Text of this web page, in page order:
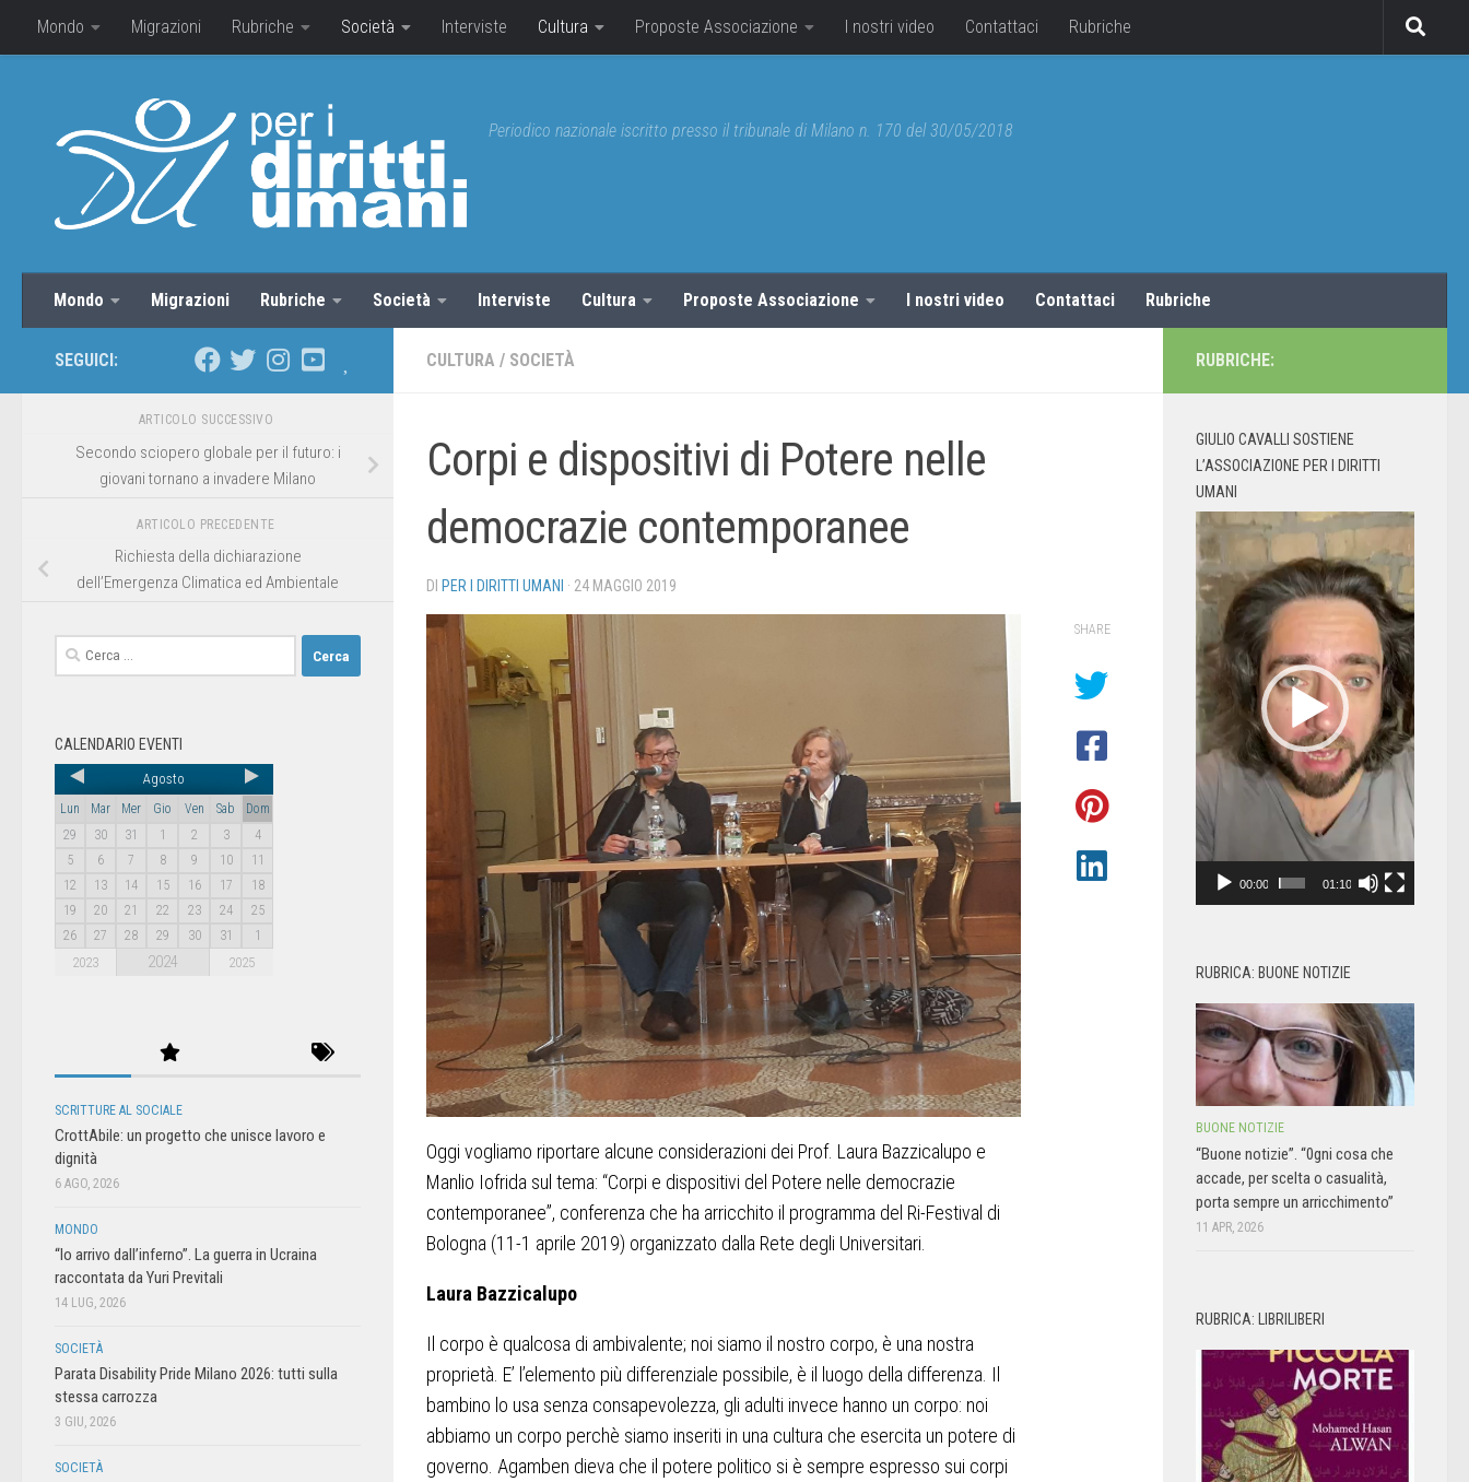
Mondo Migrazioni Rubriche Società Interviste Cultura Proposte Associazione I nostri video Contattaci Rubriche
Periodico nazionale iscritto presso il tribunale di Milano n. 170 del 30/05/2018
Mondo Migrazioni Rubriche Società Interviste Cultura Proposte Associazione I nostri video Contattaci Rubriche
CULTURA / SOCIETÀ
Corpi e dispositivi di Potere nelle
democrazie contemporanee
DI PER I DIRITTI UMANI · 24 MAGGIO 2019
Oggi vogliamo riportare alcune considerazioni dei Prof. Laura Bazzicalupo e
Manlio Iofrida sul tema: “Corpi e dispositivi del Potere nelle democrazie
contemporanee”, conferenza che ha arricchito il programma del Ri-Festival di
Bologna (11-1 aprile 2019) organizzato dalla Rete degli Universitari.
Laura Bazzicalupo
Il corpo è qualcosa di ambivalente; noi siamo il nostro corpo, è una nostra
proprietà. E’ l’elemento più differenziale possibile, è il luogo della differenza. Il
bambino lo usa senza consapevolezza, gli adulti invece hanno un corpo: noi
abbiamo un corpo perchè siamo inseriti in una cultura che esercita un potere di
governo. Agamben dieva che il potere politico si è sempre espresso sui corpi
SHARE
SEGUICI:
ARTICOLO SUCCESSIVO
Secondo sciopero globale per il futuro: i
giovani tornano a invadere Milano
ARTICOLO PRECEDENTE
Richiesta della dichiarazione
dell’Emergenza Climatica ed Ambientale
CALENDARIO EVENTI
Agosto
Lun Mar Mer Gio Ven Sab
Dom
29
30 31 1 2 3
4
5
6 7 8 9 10
11
12
13 14 15 16 17
18
19
20 21 22 23 24
25
26
27 28 29 30 31 1
2023 2024 2025
SCRITTURE AL SOCIALE
CrottAbile: un progetto che unisce lavoro e
dignità
6 AGO, 2026
MONDO
“Io arrivo dall’inferno”. La guerra in Ucraina
raccontata da Yuri Previtali
14 LUG, 2026
SOCIETÀ
Parata Disability Pride Milano 2026: tutti sulla
stessa carrozza
3 GIU, 2026
SOCIETÀ
RUBRICHE:
GIULIO CAVALLI SOSTIENE
L’ASSOCIAZIONE PER I DIRITTI
UMANI
Video
Player
00:00 01:10
RUBRICA: BUONE NOTIZIE
BUONE NOTIZIE
“Buone notizie”. “0gni cosa che
accade, per scelta o casualità,
porta sempre un arricchimento”
11 APR, 2026
RUBRICA: LIBRILIBERI